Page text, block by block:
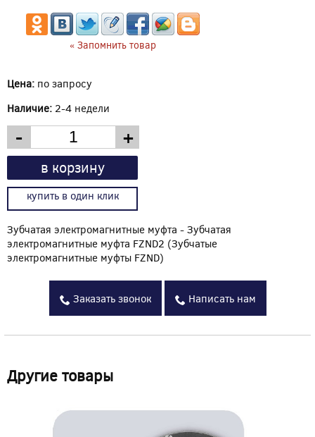
« Запомнить товар
Цена: по запросу
Наличие: 2-4 недели
- +
в корзину
купить в один клик
Зубчатая электромагнитные муфта - Зубчатая
электромагнитные муфта FZND2 (Зубчатые
электромагнитные муфты FZND)
Заказать звонок Написать нам
Другие товары